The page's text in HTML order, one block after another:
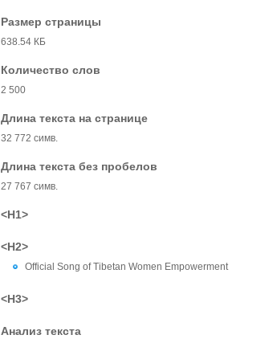
Размер страницы
638.54 КБ
Количество слов
2 500
Длина текста на странице
32 772 симв.
Длина текста без пробелов
27 767 симв.
<H1>
<H2>
Official Song of Tibetan Women Empowerment
<H3>
Анализ текста